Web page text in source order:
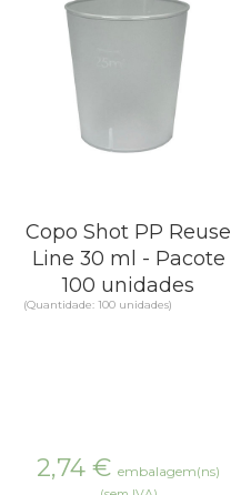
Copo Shot PP Reuse
Line 30 ml - Pacote
100 unidades
(Quantidade: 100 unidades)
2,74 € embalagem(ns)